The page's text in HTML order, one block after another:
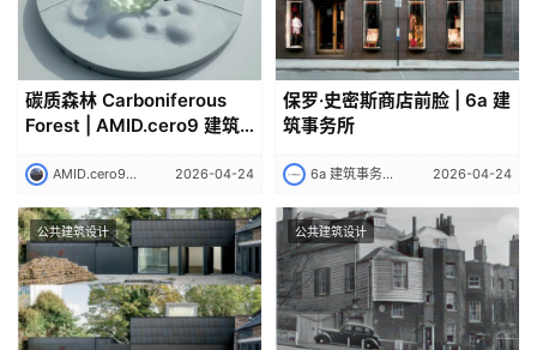
碳质森林 Carboniferous
Forest | AMID.cero9 建筑
AMID.cero9 建筑事务所｜AMID.cero9 2026-04-24
保罗·史密斯商店前脸 | 6a 建
筑事务所
6a 建筑事务所｜6a architects 2026-04-24
公共建筑设计 公共建筑设计